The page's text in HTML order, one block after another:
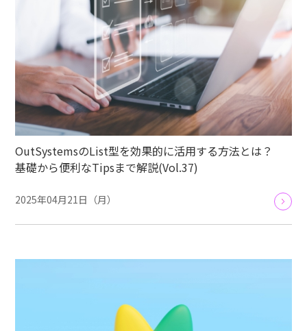
OutSystemsのList型を効果的に活用する方法とは？
基礎から便利なTipsまで解説(Vol.37)
2025年04月21日（月）